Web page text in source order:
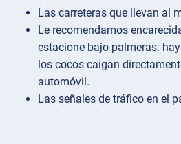
Las carreteras que llevan al
Le recomendamos
estacione bajo palmeras:
los cocos caigan
automóvil.
Las señales de tráfico en el